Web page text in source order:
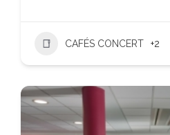
CAFÉS CONCERT +2